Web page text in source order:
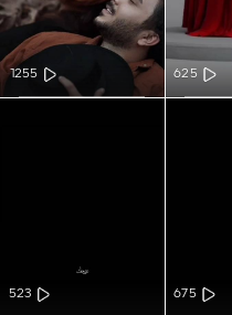
625
1255
675
523